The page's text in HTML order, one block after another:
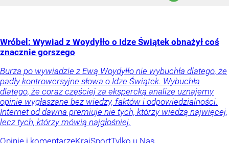
Wróbel: Wywiad z Woydyłło o Idze Świątek obnażył coś
znacznie gorszego
Burza po wywiadzie z Ewą Woydyłło nie wybuchła dlatego, że
padły kontrowersyjne słowa o Idze Świątek. Wybuchła
dlatego, że coraz częściej za ekspercką analizę uznajemy
opinie wygłaszane bez wiedzy, faktów i odpowiedzialności.
Internet od dawna premiuje nie tych, którzy wiedzą najwięcej,
lecz tych, którzy mówią najgłośniej.
Opinie i komentarzeKrajSportTylko u Nas